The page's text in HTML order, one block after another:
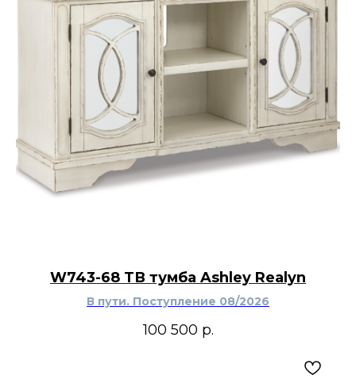
W743-68 ТВ тумба Ashley Realyn
В пути. Поступление 08/2026
100 500 р.